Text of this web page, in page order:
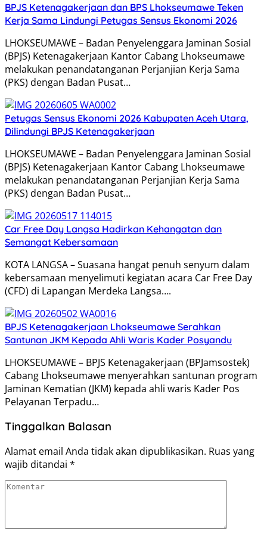
BPJS Ketenagakerjaan dan BPS Lhokseumawe Teken
Kerja Sama Lindungi Petugas Sensus Ekonomi 2026
LHOKSEUMAWE – Badan Penyelenggara Jaminan Sosial
(BPJS) Ketenagakerjaan Kantor Cabang Lhokseumawe
melakukan penandatanganan Perjanjian Kerja Sama
(PKS) dengan Badan Pusat…
Petugas Sensus Ekonomi 2026 Kabupaten Aceh Utara,
Dilindungi BPJS Ketenagakerjaan
LHOKSEUMAWE – Badan Penyelenggara Jaminan Sosial
(BPJS) Ketenagakerjaan Kantor Cabang Lhokseumawe
melakukan penandatanganan Perjanjian Kerja Sama
(PKS) dengan Badan Pusat…
Car Free Day Langsa Hadirkan Kehangatan dan
Semangat Kebersamaan
KOTA LANGSA – Suasana hangat penuh senyum dalam
kebersamaan menyelimuti kegiatan acara Car Free Day
(CFD) di Lapangan Merdeka Langsa….
BPJS Ketenagakerjaan Lhokseumawe Serahkan
Santunan JKM Kepada Ahli Waris Kader Posyandu
LHOKSEUMAWE – BPJS Ketenagakerjaan (BPJamsostek)
Cabang Lhokseumawe menyerahkan santunan program
Jaminan Kematian (JKM) kepada ahli waris Kader Pos
Pelayanan Terpadu…
Tinggalkan Balasan
Alamat email Anda tidak akan dipublikasikan. Ruas yang
wajib ditandai *